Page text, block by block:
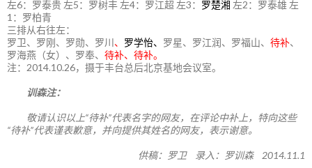
左6：罗泰贵 左5：罗树丰 左4：罗江超 左3： 罗楚湘 左2：罗泰雄 左
1：罗柏青
三排从右往左：
罗卫、罗刚、罗勋、罗川 、 罗学怡、 罗星、罗江润、罗福山、 待补、
罗海燕（女）、罗奉、 待补、待补。
注：2014.10.26，摄于丰台总后北京基地会议室。
训森注：
敬请认识以上“待补”代表名字的网友，在评论中补上，特向这些
“待补”代表谨表歉意，并向提供其姓名的网友，表示谢意。
供稿：罗卫 录入：罗训森 2014.11.1